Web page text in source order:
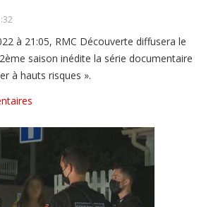
à 21:05, RMC Découverte diffusera le
saison inédite la série documentaire
à hauts risques ».